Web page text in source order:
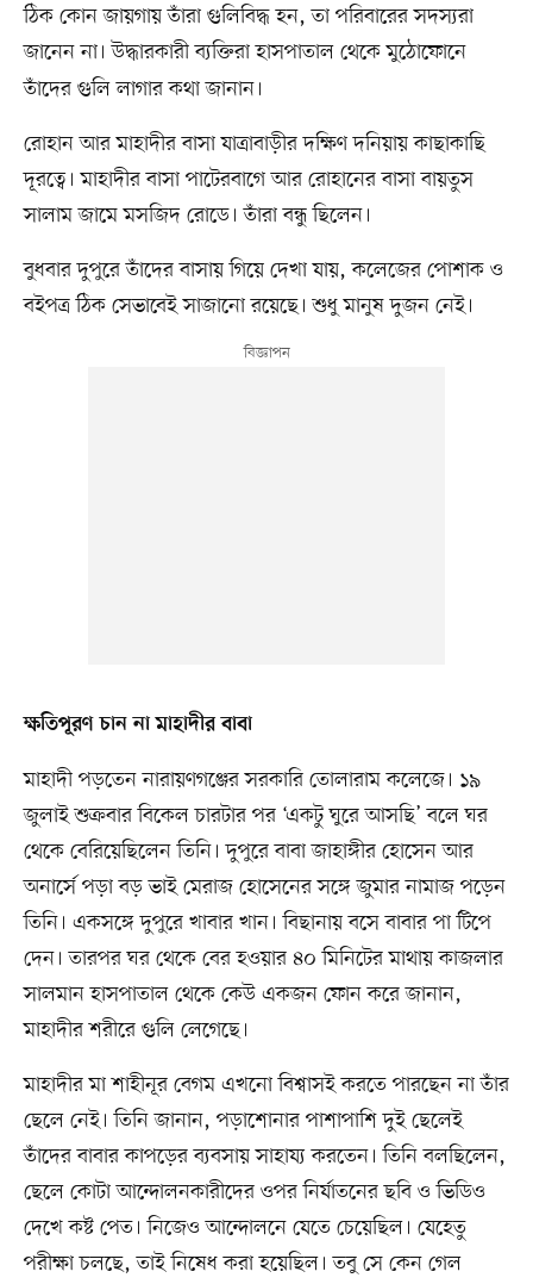
ঠিক কোন জায়গায় তাঁরা গুলিবিদ্ধ হন, তা পরিবারের সদস্যরা
জানেন না। উদ্ধারকারী ব্যক্তিরা হাসপাতাল থেকে মুঠোফোনে
তাঁদের গুলি লাগার কথা জানান।
রোহান আর মাহাদীর বাসা যাত্রাবাড়ীর দক্ষিণ দনিয়ায় কাছাকাছি
দূরত্বে। মাহাদীর বাসা পাটেরবাগে আর রোহানের বাসা বায়তুস
সালাম জামে মসজিদ রোডে। তাঁরা বন্ধু ছিলেন।
বুধবার দুপুরে তাঁদের বাসায় গিয়ে দেখা যায়, কলেজের পোশাক ও
বইপত্র ঠিক সেভাবেই সাজানো রয়েছে। শুধু মানুষ দুজন নেই।
ক্ষতিপূরণ চান না মাহাদীর বাবা
মাহাদী পড়তেন নারায়ণগঞ্জের সরকারি তোলারাম কলেজে। ১৯
জুলাই শুক্রবার বিকেল চারটার পর ‘একটু ঘুরে আসছি’ বলে ঘর
থেকে বেরিয়েছিলেন তিনি। দুপুরে বাবা জাহাঙ্গীর হোসেন আর
অনার্সে পড়া বড় ভাই মেরাজ হোসেনের সঙ্গে জুমার নামাজ পড়েন
তিনি। একসঙ্গে দুপুরে খাবার খান। বিছানায় বসে বাবার পা টিপে
দেন। তারপর ঘর থেকে বের হওয়ার ৪০ মিনিটের মাথায় কাজলার
সালমান হাসপাতাল থেকে কেউ একজন ফোন করে জানান,
মাহাদীর শরীরে গুলি লেগেছে।
মাহাদীর মা শাহীনূর বেগম এখনো বিশ্বাসই করতে পারছেন না তাঁর
ছেলে নেই। তিনি জানান, পড়াশোনার পাশাপাশি দুই ছেলেই
তাঁদের বাবার কাপড়ের ব্যবসায় সাহায্য করতেন। তিনি বলছিলেন,
ছেলে কোটা আন্দোলনকারীদের ওপর নির্যাতনের ছবি ও ভিডিও
দেখে কষ্ট পেত। নিজেও আন্দোলনে যেতে চেয়েছিল। যেহেতু
পরীক্ষা চলছে, তাই নিষেধ করা হয়েছিল। তবু সে কেন গেল